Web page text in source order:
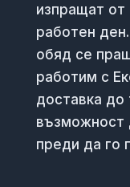
изпращат
работен
обяд се
работим с
доставка
възможност
преди да го